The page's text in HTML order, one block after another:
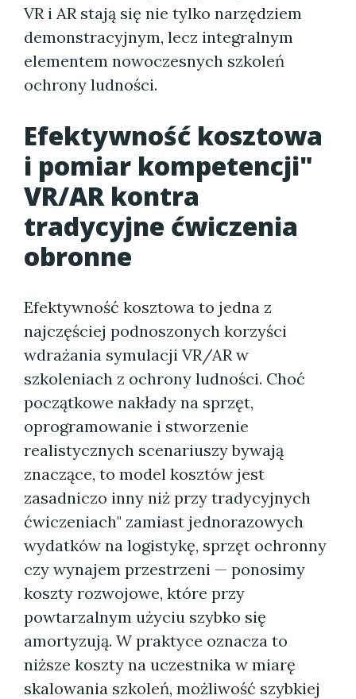
VR i AR stają się nie tylko narzędziem
demonstracyjnym, lecz integralnym
elementem nowoczesnych szkoleń
ochrony ludności.
Efektywność kosztowa
i pomiar kompetencji"
VR/AR kontra
tradycyjne ćwiczenia
obronne
Efektywność kosztowa to jedna z
najczęściej podnoszonych korzyści
wdrażania symulacji VR/AR w
szkoleniach z ochrony ludności. Choć
początkowe nakłady na sprzęt,
oprogramowanie i stworzenie
realistycznych scenariuszy bywają
znaczące, to model kosztów jest
zasadniczo inny niż przy tradycyjnych
ćwiczeniach" zamiast jednorazowych
wydatków na logistykę, sprzęt ochronny
czy wynajem przestrzeni — ponosimy
koszty rozwojowe, które przy
powtarzalnym użyciu szybko się
amortyzują. W praktyce oznacza to
niższe koszty na uczestnika w miarę
skalowania szkoleń, możliwość szybkiej